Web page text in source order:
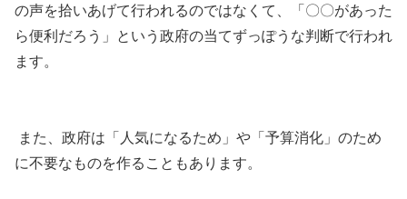
の声を拾いあげて行われるのではなくて、「〇〇があった
ら便利だろう」という政府の当てずっぽうな判断で行われ
ます。
また、政府は「人気になるため」や「予算消化」のため
に不要なものを作ることもあります。